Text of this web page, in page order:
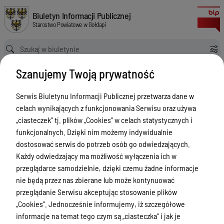
Dostawa samochodu osobowego typu SUV
Biuletyn Informacji Publicznej Starostwo Powiatowe w Gołdapi
Biuletyn Informacji Publicznej
Starostwo Powiatowe w Gołdapi
Ścieżka powrotu
Strona główna
Zamówienia publiczne
Dostawa samochodu osobowego typu SUV
Zamówienia publiczne
Menu Przedmiotowe
Powiat
Rada Powiatu
Zarząd Powiatu
Starostwo Powiatowe
Petycje
Oświadczenia majątkowe
Wersja obowiązująca
z dnia19-09-2018
10:22:54
Drukuj
Dostawa
samochodu
osobowego
typu SUV
Szanujemy Twoją prywatność
Serwis Biuletynu Informacji Publicznej przetwarza dane w
celach wynikających z funkcjonowania Serwisu oraz używa
„ciasteczek” tj. plików „Cookies” w celach statystycznych i
funkcjonalnych. Dzięki nim możemy indywidualnie
dostosować serwis do potrzeb osób go odwiedzających.
Każdy odwiedzający ma możliwość wyłączenia ich w
przeglądarce samodzielnie, dzięki czemu żadne informacje
nie będą przez nas zbierane lub może kontynuować
przeglądanie Serwisu akceptując stosowanie plików
„Cookies”. Jednocześnie informujemy, iż szczegółowe
informacje na temat tego czym są „ciasteczka” i jak je